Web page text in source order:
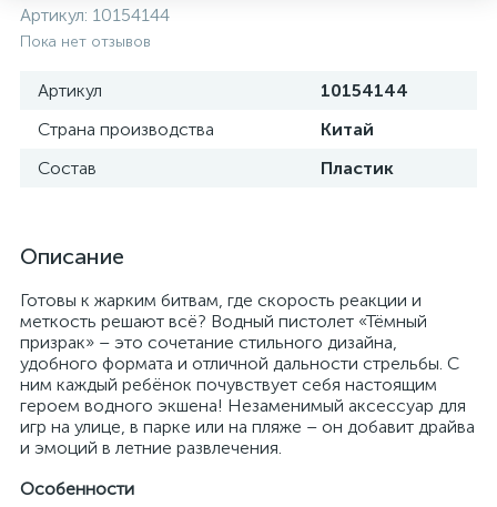
Артикул: 10154144
Пока нет отзывов
Артикул
10154144
Страна производства
Китай
Состав
Пластик
Описание
Готовы к жарким битвам, где скорость реакции и
меткость решают всё? Водный пистолет «Тёмный
призрак» – это сочетание стильного дизайна,
удобного формата и отличной дальности стрельбы. С
ним каждый ребёнок почувствует себя настоящим
героем водного экшена! Незаменимый аксессуар для
игр на улице, в парке или на пляже – он добавит драйва
и эмоций в летние развлечения.
Особенности